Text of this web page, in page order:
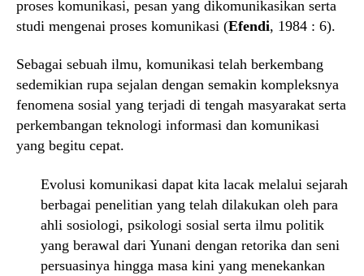
proses komunikasi, pesan yang dikomunikasikan serta
studi mengenai proses komunikasi (Efendi, 1984 : 6).
Sebagai sebuah ilmu, komunikasi telah berkembang
sedemikian rupa sejalan dengan semakin kompleksnya
fenomena sosial yang terjadi di tengah masyarakat serta
perkembangan teknologi informasi dan komunikasi
yang begitu cepat.
Evolusi komunikasi dapat kita lacak melalui sejarah
berbagai penelitian yang telah dilakukan oleh para
ahli sosiologi, psikologi sosial serta ilmu politik
yang berawal dari Yunani dengan retorika dan seni
persuasinya hingga masa kini yang menekankan